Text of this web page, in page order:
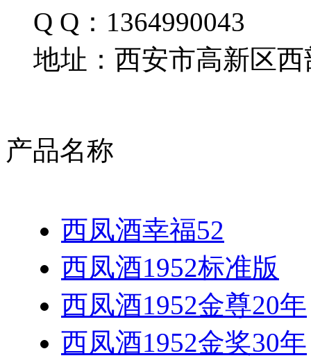
Q Q：1364990043
地址：西安市高新区西
产品名称
西凤酒幸福52
西凤酒1952标准版
西凤酒1952金尊20年
西凤酒1952金奖30年